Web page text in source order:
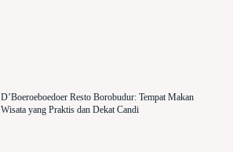
D’Boeroeboedoer Resto Borobudur: Tempat Makan
Wisata yang Praktis dan Dekat Candi